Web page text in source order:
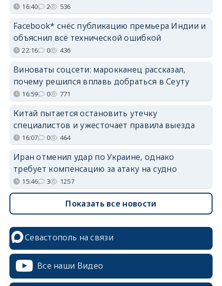
16:40 2 536
Facebook* снёс публикацию премьера Индии и
объяснил всё технической ошибкой
22:16 0 436
Виноваты соцсети: марокканец рассказал,
почему решился вплавь добраться в Сеуту
16:59 0 771
Китай пытается остановить утечку
специалистов и ужесточает правила выезда
16:07 0 464
Иран отменил удар по Украине, однако
требует компенсацию за атаку на судно
15:46 3 1257
Показать все новости
Севастополь на связи
Все наши Видео